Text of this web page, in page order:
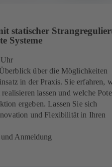
statischer
Systeme
über die Möglichkeiten
in der Praxis. Sie erfahren,
lassen und welche
ergeben. Lassen Sie sich
und Flexibilität in Ihren
Anmeldung